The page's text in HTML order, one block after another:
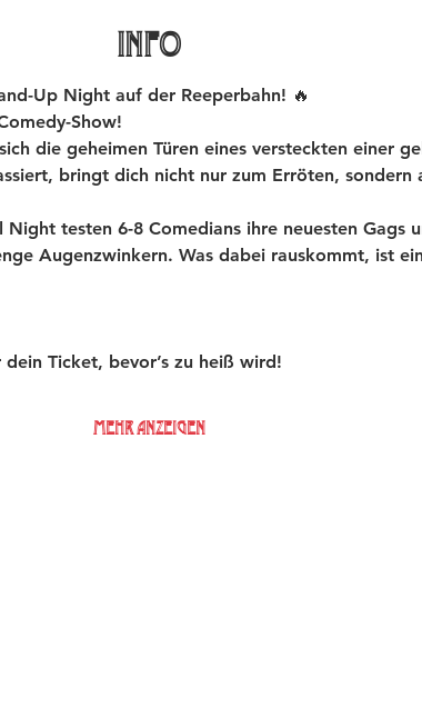
INFO
Up Night auf der Reeperbahn! 🔥
Show!
die geheimen Türen eines versteckten einer
bringt dich nicht nur zum Erröten, sondern
testen 6-8 Comedians ihre neuesten Gags
Augenzwinkern. Was dabei rauskommt, ist
Ticket, bevor’s zu heiß wird!
Mehr anzeigen